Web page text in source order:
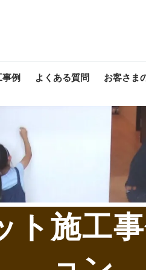
事例 よくある質問 お客さま
ト施工